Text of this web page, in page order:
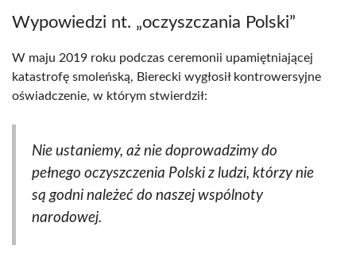
Wypowiedzi nt. „oczyszczania Polski”
W maju 2019 roku podczas ceremonii upamiętniającej
katastrofę smoleńską, Bierecki wygłosił kontrowersyjne
oświadczenie, w którym stwierdził:
Nie ustaniemy, aż nie doprowadzimy do
pełnego oczyszczenia Polski z ludzi, którzy nie
są godni należeć do naszej wspólnoty
narodowej.